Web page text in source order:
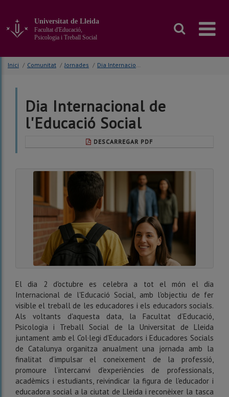
contingut
principal
la
pàgina
Universitat de Lleida
Facultat d'Educació,
Psicologia i Treball Social
Inici / Comunitat / Jornades / Dia Internacional de l'Educació Social
Dia Internacional de
l'Educació Social
DESCARREGAR PDF
El dia 2 d'octubre es celebra a tot el món el dia
Internacional de l'Educació Social, amb l'objectiu de fer
visible el treball de les educadores i els educadors socials.
Als voltants d'aquesta data, la Facultat d’Educació,
Psicologia i Treball Social de la Universitat de Lleida
juntament amb el Col·legi d'Educadors i Educadores Socials
de Catalunya organitza anualment una jornada amb la
finalitat d’impulsar el coneixement de la professió,
promoure l’intercanvi d'experiències de professionals,
acadèmics i estudiants, reivindicar la figura de l'educador i
educadora social a la ciutat de Lleida i reconèixer la tasca